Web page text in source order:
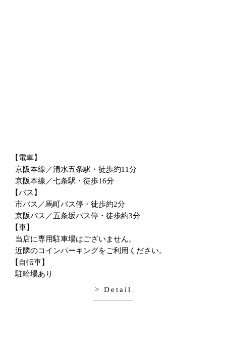
【電車】
京阪本線／清水五条駅・徒歩約11分
京阪本線／七条駅・徒歩16分
【バス】
市バス／馬町バス停・徒歩約2分
京阪バス／五条坂バス停・徒歩約3分
【車】
当店に専用駐車場はございません。
近隣のコインパーキングをご利用ください。
【自転車】
駐輪場あり
> Detail